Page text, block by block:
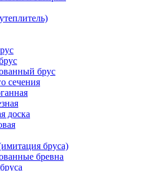
брус
сечения
доска
бруса)
бревна